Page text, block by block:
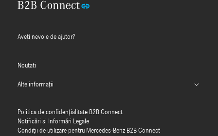
Aveți nevoie de ajutor?
Noutati
Alte informații
Ghidul nostru MFA
Politica de confidențialitate B2B Connect
Notificări si Informări Legale
Condiții de utilizare pentru Mercedes-Benz B2B Connect